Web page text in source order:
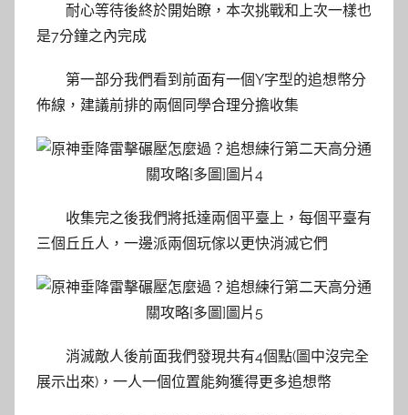
耐心等待後終於開始瞭，本次挑戰和上次一樣也
是7分鐘之內完成
第一部分我們看到前面有一個Y字型的追想幣分
佈線，建議前排的兩個同學合理分擔收集
收集完之後我們將抵達兩個平臺上，每個平臺有
三個丘丘人，一邊派兩個玩傢以更快消滅它們
消滅敵人後前面我們發現共有4個點(圖中沒完全
展示出來)，一人一個位置能夠獲得更多追想幣